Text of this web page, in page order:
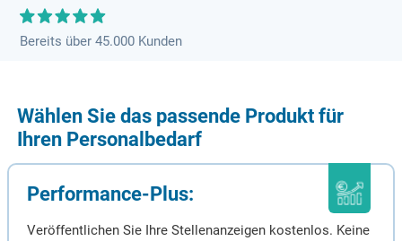
Bereits über 45.000 Kunden
Wählen Sie das passende Produkt für
Ihren Personalbedarf
Performance-Plus:
Veröffentlichen Sie Ihre Stellenanzeigen kostenlos. Keine